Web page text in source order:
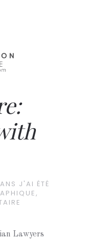
J'AI ÉTÉ
,
Lawyers